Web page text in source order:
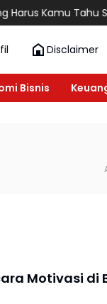
Kamu Tahu
Disclaimer
Bisnis
Motivasi di